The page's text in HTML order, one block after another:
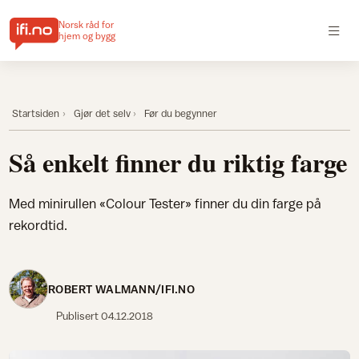
Norsk råd for
hjem og bygg
Startsiden Gjør det selv Før du begynner
Så enkelt finner du riktig farge
Med minirullen «Colour Tester» finner du din farge på
rekordtid.
ROBERT WALMANN/IFI.NO
Publisert04.12.2018